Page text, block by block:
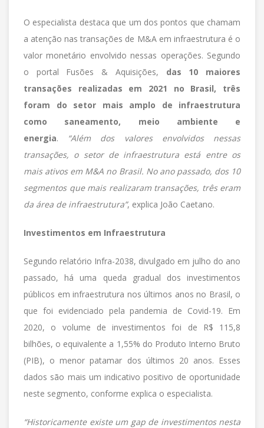
O especialista destaca que um dos pontos que chamam
a atenção nas transações de M&A em infraestrutura é o
valor monetário envolvido nessas operações. Segundo
o portal Fusões & Aquisições,
das 10 maiores
transações realizadas em 2021 no Brasil, três
foram do setor mais amplo de infraestrutura
como saneamento, meio ambiente e
energia.
“Além dos valores envolvidos nessas
transações, o setor de infraestrutura está entre os
mais ativos em M&A no Brasil. No ano passado, dos 10
segmentos que mais realizaram transações, três eram
da área de infraestrutura”, explica João Caetano.
Investimentos em Infraestrutura
Segundo relatório Infra-2038, divulgado em julho do ano
passado, há uma queda gradual dos investimentos
públicos em infraestrutura nos últimos anos no Brasil, o
que foi evidenciado pela pandemia de Covid-19. Em
2020, o volume de investimentos foi de R$ 115,8
bilhões, o equivalente a 1,55% do Produto Interno Bruto
(PIB), o menor patamar dos últimos 20 anos. Esses
dados são mais um indicativo positivo de oportunidade
neste segmento, conforme explica o especialista.
“Historicamente existe um gap de investimentos nesta